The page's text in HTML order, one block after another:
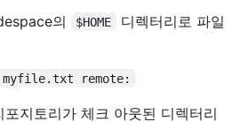
의
$HOME
디렉터리로 파일
myfile.txt remote:
지토리가 체크 아웃된 디렉터리